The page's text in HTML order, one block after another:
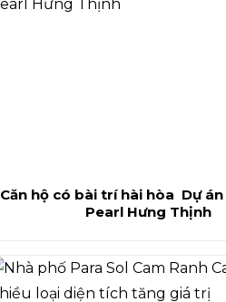
Căn hộ có bài trí hài hòa Dự
Pearl Hưng Thịnh